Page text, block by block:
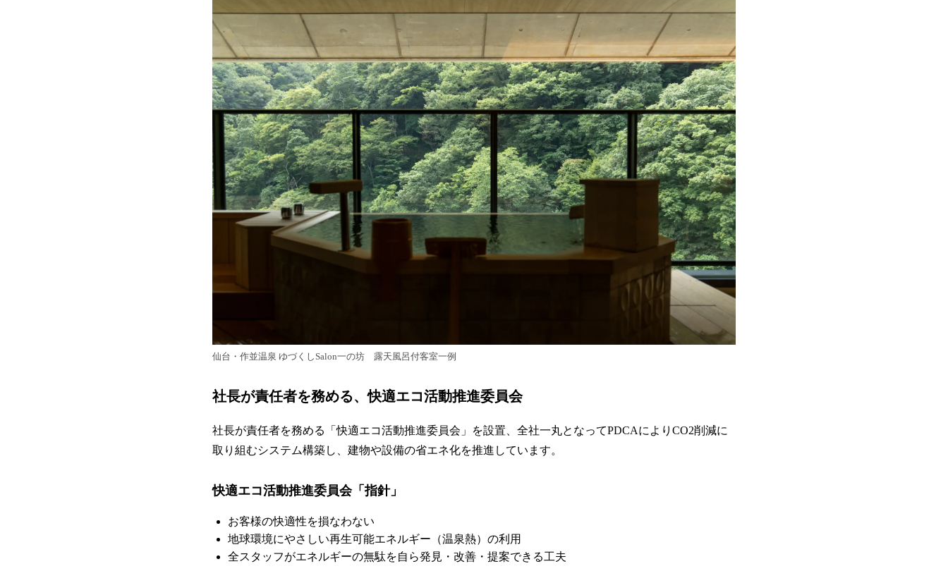
仙台・作並温泉 ゆづくしSalon一の坊 露天風呂付客室一例
社長が責任者を務める、快適エコ活動推進委員会
社長が責任者を務める「快適エコ活動推進委員会」を設置、全社一丸となってPDCAによりCO2削減に
取り組むシステム構築し、建物や設備の省エネ化を推進しています。
快適エコ活動推進委員会「指針」
お客様の快適性を損なわない
地球環境にやさしい再生可能エネルギー（温泉熱）の利用
全スタッフがエネルギーの無駄を自ら発見・改善・提案できる工夫